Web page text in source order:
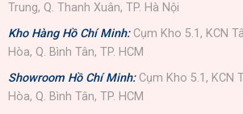
Trung, Q. Thanh Xuân, TP. Hà Nội
Kho Hàng Hồ Chí Minh: Cụm Kho 5.1, KCN
Hòa, Q. Bình Tân, TP. HCM
Showroom Hồ Chí Minh: Cụm Kho 5.1, KCN
Hòa, Q. Bình Tân, TP. HCM